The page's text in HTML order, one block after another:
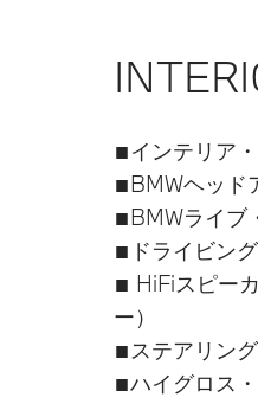
■インテリア
■BMWヘッド
■BMWライブ
■ドライビン
■ HiFiスピー
ー）
■ステアリン
■ハイグロス